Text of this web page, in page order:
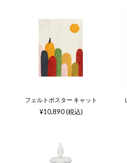
フェルトポスター キャット
¥10,890 (税込)